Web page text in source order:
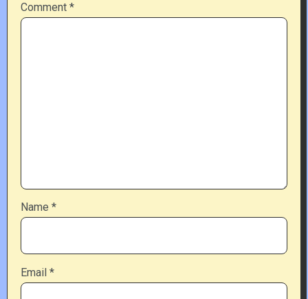
Comment *
Name *
Email *